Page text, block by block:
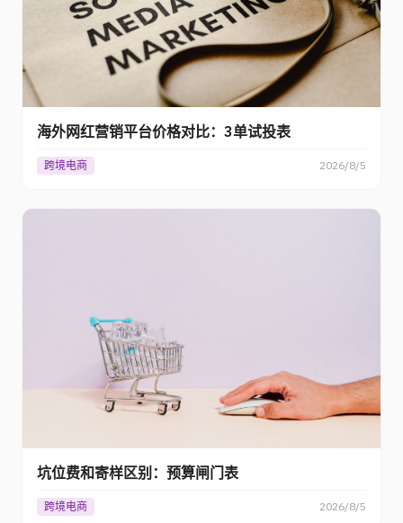
海外网红营销平台价格对比：3单试投表
跨境电商 2026/8/5
坑位费和寄样区别：预算闸门表
跨境电商 2026/8/5